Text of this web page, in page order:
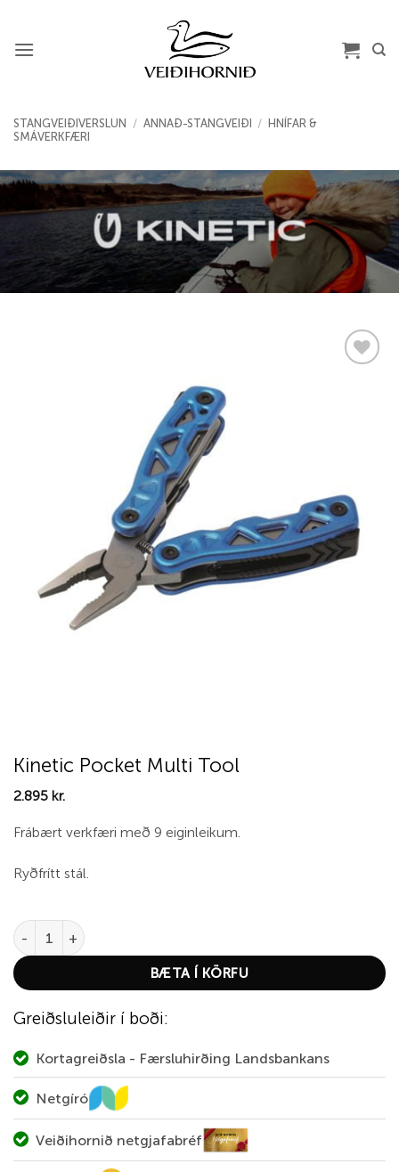
content
STANGVEIÐIVERSLUN / ANNAÐ-STANGVEIÐI / HNÍFAR &
SMÁVERKFÆRI
Kinetic Pocket Multi Tool
2.895 kr.
Frábært verkfæri með 9 eiginleikum.
Ryðfrítt stál.
Kinetic Pocket Multi Tool quantity
BÆTA Í KÖRFU
Greiðsluleiðir í boði:
Kortagreiðsla - Færsluhirðing Landsbankans
Netgíró
Veiðihornið netgjafabréf